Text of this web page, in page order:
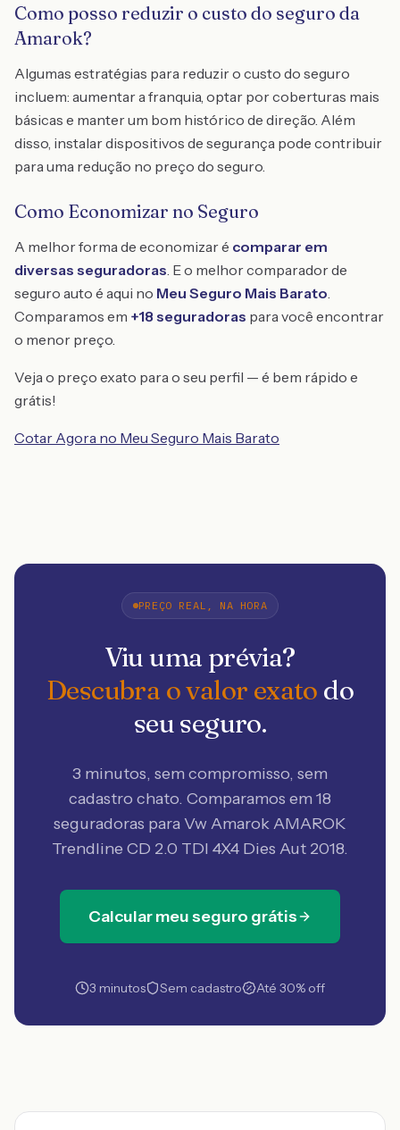
Como posso reduzir o custo do seguro da
Amarok?
Algumas estratégias para reduzir o custo do seguro
incluem: aumentar a franquia, optar por coberturas mais
básicas e manter um bom histórico de direção. Além
disso, instalar dispositivos de segurança pode contribuir
para uma redução no preço do seguro.
Como Economizar no Seguro
A melhor forma de economizar é comparar em
diversas seguradoras. E o melhor comparador de
seguro auto é aqui no Meu Seguro Mais Barato.
Comparamos em +18 seguradoras para você encontrar
o menor preço.
Veja o preço exato para o seu perfil — é bem rápido e
grátis!
Cotar Agora no Meu Seguro Mais Barato
PREÇO REAL, NA HORA
Viu uma prévia?
Descubra o valor exato do
seu seguro.
3 minutos, sem compromisso, sem
cadastro chato. Comparamos em 18
seguradoras para Vw Amarok AMAROK
Trendline CD 2.0 TDI 4X4 Dies Aut 2018.
Calcular meu seguro grátis
3 minutos Sem cadastro Até 30% off